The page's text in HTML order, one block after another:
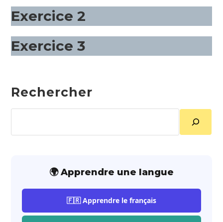
Exercice 2
Exercice 3
Rechercher
🌍 Apprendre une langue
🇫🇷 Apprendre le français